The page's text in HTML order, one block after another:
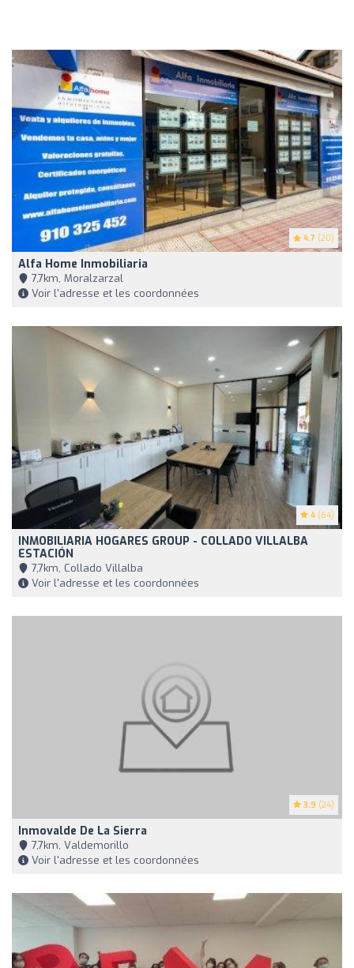
4.7 (20)
Alfa Home Inmobiliaria
7,7km, Moralzarzal
Voir l'adresse et les coordonnées
4 (64)
INMOBILIARIA HOGARES GROUP - COLLADO VILLALBA
ESTACIÓN
7,7km, Collado Villalba
Voir l'adresse et les coordonnées
3.9 (24)
Inmovalde De La Sierra
7,7km, Valdemorillo
Voir l'adresse et les coordonnées